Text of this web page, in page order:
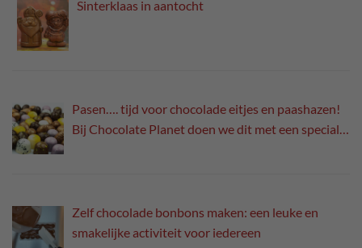
Sinterklaas in aantocht
Pasen…. tijd voor chocolade eitjes en paashazen!
Bij Chocolate Planet doen we dit met een speciale
Zelf chocolade bonbons maken: een leuke en
smakelijke activiteit voor iedereen